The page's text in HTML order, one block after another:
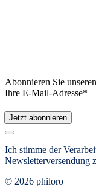
Abonnieren Sie
Ihre E-Mail-Adresse*
Jetzt abonnieren
Ich stimme der
Newsletterversendung
© 2026 philoro